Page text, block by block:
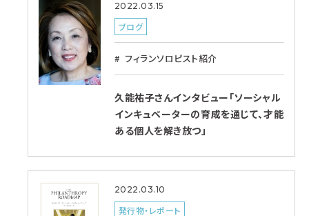
2022.03.15
ブログ
フィランソロピスト紹介
久能祐子さんインタビュー「ソーシャル
インキュベーターの育成を通じて、才能
ある個人を解き放つ」
2022.03.10
発行物・レポート